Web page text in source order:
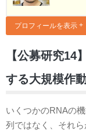
プロフィールを表示
【公募研究14
する大規模作
いくつかのRNAの
列ではなく、それ